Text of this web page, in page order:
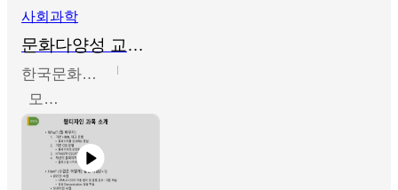
사회과학
문화다양성 교육의 이해
한국문화예술교육진흥원
모경환,성상환,정문성